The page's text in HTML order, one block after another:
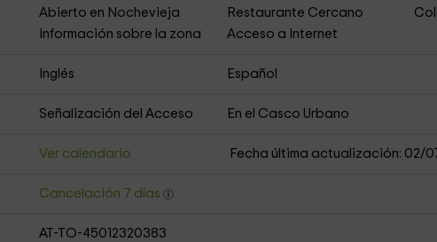
Abierto en Nochevieja
Restaurante Cercano
Información sobre la zona
Acceso a Internet
Inglés Español
Señalización del Acceso En el Casco Urbano
Ver calendario Fecha última actualización: 02/
Cancelación 7 días
AT-TO-45012320383